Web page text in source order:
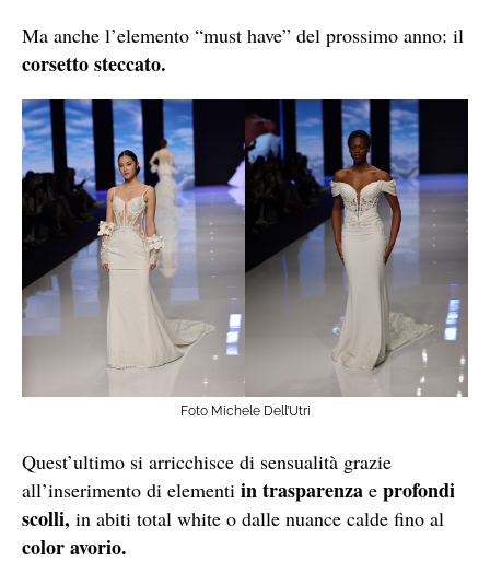
Ma anche l’elemento “must have” del prossimo anno: il
corsetto steccato.
Foto Michele Dell’Utri
Quest’ultimo si arricchisce di sensualità grazie
all’inserimento di elementi in trasparenza e profondi
scolli, in abiti total white o dalle nuance calde fino al
color avorio.